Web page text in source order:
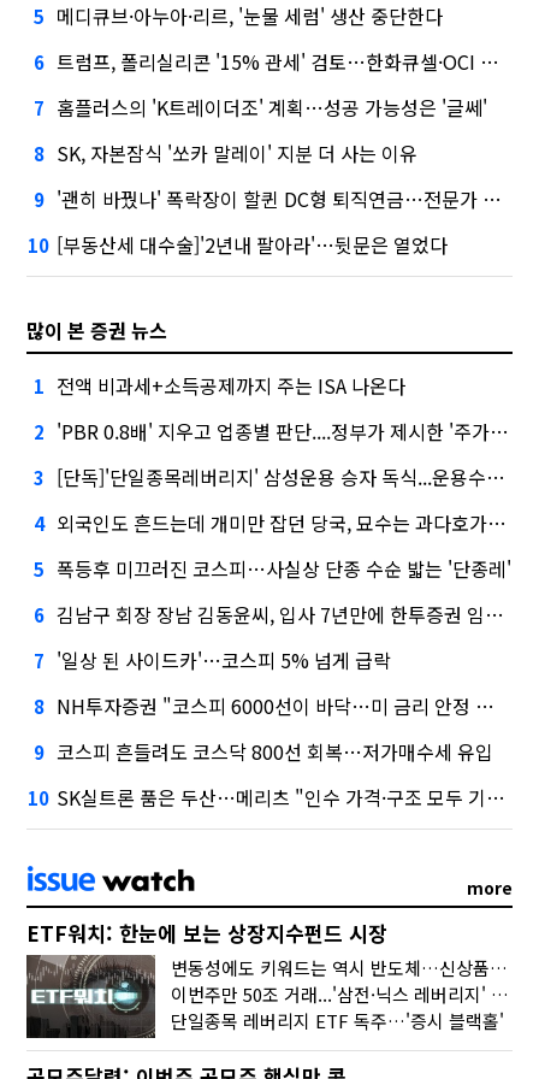
5 메디큐브·아누아·리르, '눈물 세럼' 생산 중단한다
6 트럼프, 폴리실리콘 '15% 관세' 검토…한화큐셀·OCI 영향은?
7 홈플러스의 'K트레이더조' 계획…성공 가능성은 '글쎄'
8 SK, 자본잠식 '쏘카 말레이' 지분 더 사는 이유
9 '괜히 바꿨나' 폭락장이 할퀸 DC형 퇴직연금…전문가 조언은
10 [부동산세 대수술]'2년내 팔아라'…뒷문은 열었다
많이 본 증권 뉴스
1 전액 비과세+소득공제까지 주는 ISA 나온다
2 'PBR 0.8배' 지우고 업종별 판단....정부가 제시한 '주가 누르기' 방지법
3 [단독]'단일종목레버리지' 삼성운용 승자 독식...운용수익 미래에셋의 6배
4 외국인도 흔드는데 개미만 잡던 당국, 묘수는 과다호가부담금?
5 폭등후 미끄러진 코스피…사실상 단종 수순 밟는 '단종레'
6 김남구 회장 장남 김동윤씨, 입사 7년만에 한투증권 임원 승진
7 '일상 된 사이드카'…코스피 5% 넘게 급락
8 NH투자증권 "코스피 6000선이 바닥…미 금리 안정 후 추가 회복"
9 코스피 흔들려도 코스닥 800선 회복…저가매수세 유입
10 SK실트론 품은 두산…메리츠 "인수 가격·구조 모두 기대 이상"
more
ETF워치: 한눈에 보는 상장지수펀드 시장
변동성에도 키워드는 역시 반도체…신상품은 우주·방산
이번주만 50조 거래...'삼전·닉스 레버리지' 수익률은 -30%
단일종목 레버리지 ETF 독주…'증시 블랙홀'